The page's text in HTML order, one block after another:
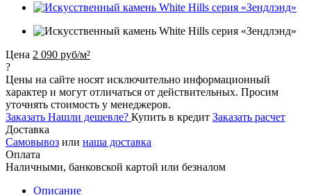
Цена 2 090 руб/м²
?
Цены на сайте носят исключительно информационный
характер и могут отличаться от действительных. Просим
уточнять стоимость у менеджеров.
Заказать Нашли дешевле? Купить в кредит Заказать расчет
Доставка
Самовывоз или наша доставка
Оплата
Наличными, банковской картой или безналом
Описание